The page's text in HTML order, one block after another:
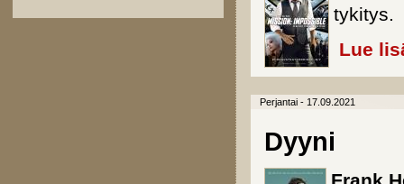
tykitys.
Lue
Perjantai - 17.09.2021
Dyyni